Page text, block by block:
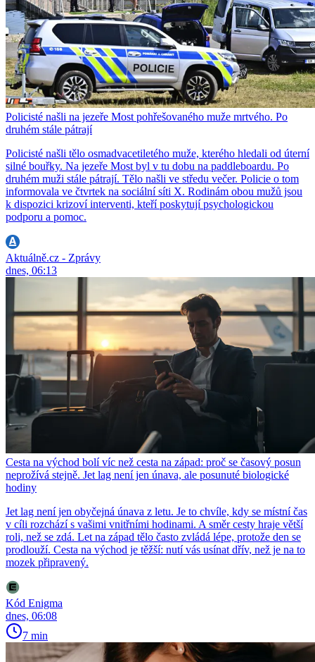
Policisté našli na jezeře Most pohřešovaného muže mrtvého. Po
druhém stále pátrají
Policisté našli tělo osmadvacetiletého muže, kterého hledali od úterní
silné bouřky. Na jezeře Most byl v tu dobu na paddleboardu. Po
druhém muži stále pátrají. Tělo našli ve středu večer. Policie o tom
informovala ve čtvrtek na sociální síti X. Rodinám obou mužů jsou
k dispozici krizoví interventi, kteří poskytují psychologickou
podporu a pomoc.
Aktuálně.cz - Zprávy
dnes, 06:13
Cesta na východ bolí víc než cesta na západ: proč se časový posun
neprožívá stejně. Jet lag není jen únava, ale posunuté biologické
hodiny
Jet lag není jen obyčejná únava z letu. Je to chvíle, kdy se místní čas
v cíli rozchází s vašimi vnitřními hodinami. A směr cesty hraje větší
roli, než se zdá. Let na západ tělo často zvládá lépe, protože den se
prodlouží. Cesta na východ je těžší: nutí vás usínat dřív, než je na to
mozek připravený.
Kód Enigma
dnes, 06:08
7 min